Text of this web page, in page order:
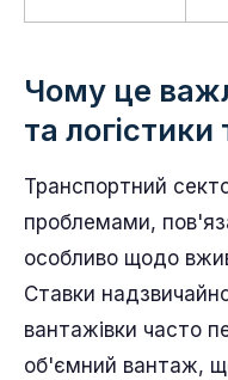
Чому це
та
Транспортний
проблемами,
особливо щодо
Ставки
вантажівки часто
об'ємний вантаж,